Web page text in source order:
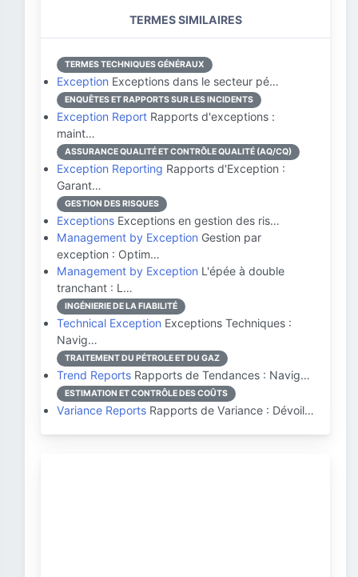
TERMES SIMILAIRES
TERMES TECHNIQUES GÉNÉRAUX
Exception Exceptions dans le secteur pé…
ENQUÊTES ET RAPPORTS SUR LES INCIDENTS
Exception Report Rapports d'exceptions :
maint…
ASSURANCE QUALITÉ ET CONTRÔLE QUALITÉ (AQ/CQ)
Exception Reporting Rapports d'Exception :
Garant…
GESTION DES RISQUES
Exceptions Exceptions en gestion des ris…
Management by Exception Gestion par
exception : Optim…
Management by Exception L'épée à double
tranchant : L…
INGÉNIERIE DE LA FIABILITÉ
Technical Exception Exceptions Techniques :
Navig…
TRAITEMENT DU PÉTROLE ET DU GAZ
Trend Reports Rapports de Tendances : Navig…
ESTIMATION ET CONTRÔLE DES COÛTS
Variance Reports Rapports de Variance : Dévoil…